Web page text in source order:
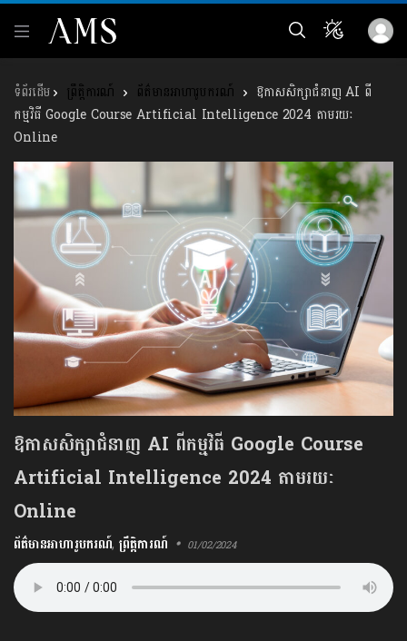
ព្រឹត្តិការណ៍ ព័ត៌មានអាហារូបករណ៍
ឱកាសសិក្សាជំនាញ AI ពី
កម្មវិធី Google Course Artificial Intelligence 2024 តាមរយៈ
Online
ឱកាសសិក្សាជំនាញ AI ពីកម្មវិធី Google Course
Artificial Intelligence 2024 តាមរយៈ
Online
ព័ត៌មានអាហារូបករណ៍,ព្រឹត្តិការណ៍ 01/02/2024